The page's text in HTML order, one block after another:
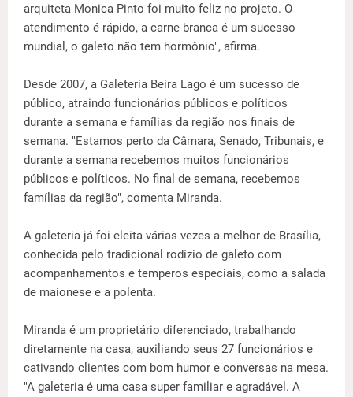
arquiteta Monica Pinto foi muito feliz no projeto. O
atendimento é rápido, a carne branca é um sucesso
mundial, o galeto não tem hormônio", afirma.
Desde 2007, a Galeteria Beira Lago é um sucesso de
público, atraindo funcionários públicos e políticos
durante a semana e famílias da região nos finais de
semana. "Estamos perto da Câmara, Senado, Tribunais, e
durante a semana recebemos muitos funcionários
públicos e políticos. No final de semana, recebemos
famílias da região", comenta Miranda.
A galeteria já foi eleita várias vezes a melhor de Brasília,
conhecida pelo tradicional rodízio de galeto com
acompanhamentos e temperos especiais, como a salada
de maionese e a polenta.
Miranda é um proprietário diferenciado, trabalhando
diretamente na casa, auxiliando seus 27 funcionários e
cativando clientes com bom humor e conversas na mesa.
"A galeteria é uma casa super familiar e agradável. A